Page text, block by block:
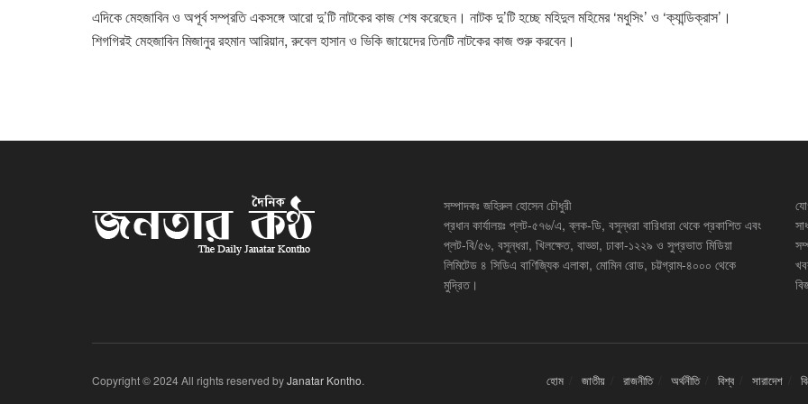
এদিকে মেহজাবিন ও অপূর্ব সম্প্রতি একসঙ্গে আরো দু’টি নাটকের কাজ শেষ করেছেন। নাটক দু’টি হচ্ছে মহিদুল মহিমের ‘মধুসিং’ ও ‘ক্যান্ডিক্রাস’।
শিগগিরই মেহজাবিন মিজানুর রহমান আরিয়ান, রুবেল হাসান ও ভিকি জায়েদের তিনটি নাটকের কাজ শুরু করবেন।
সম্পাদকঃ জহিরুল হোসেন চৌধুরী
প্রধান কার্যালয়ঃ প্লট-৫৭৬/এ, ব্লক-ডি, বসুন্ধরা বারিধারা থেকে প্রকাশিত এবং
প্লট-বি/৫৬, বসুন্ধরা, খিলক্ষেত, বাড্ডা, ঢাকা-১২২৯ ও সুপ্রভাত মিডিয়া
লিমিটেড ৪ সিডিএ বাণিজ্যিক এলাকা, মোমিন রোড, চট্টগ্রাম-৪০০০ থেকে
মুদ্রিত।
হোম জাতীয় রাজনীতি অর্থনীতি বিশ্ব সারাদেশ
Copyright © 2024 All rights reserved byJanatar Kontho.